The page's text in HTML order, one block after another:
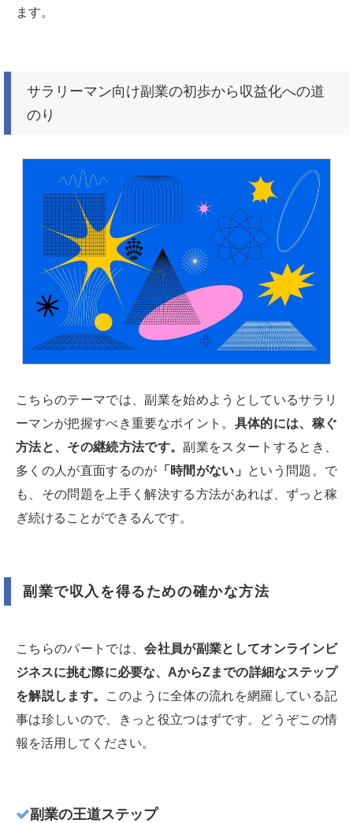
ます。
サラリーマン向け副業の初歩から収益化への道
のり
こちらのテーマでは、副業を始めようとしているサラリ
ーマンが把握すべき重要なポイント。 具体的には、稼ぐ
方法と、その継続方法です。副業をスタートするとき、
多くの人が直面するのが 「時間がない」
という問題。で
も、その問題を上手く解決する方法があれば、ずっと稼
ぎ続けることができるんです。
副業で収入を得るための確かな方法
こちらのパートでは、会社員が副業としてオンラインビ
ジネスに挑む際に必要な、AからZまでの詳細なステップ
を解説します。 このように全体の流れを網羅している記
事は珍しいので、きっと役立つはずです。どうぞこの情
報を活用してください。
副業の王道ステップ